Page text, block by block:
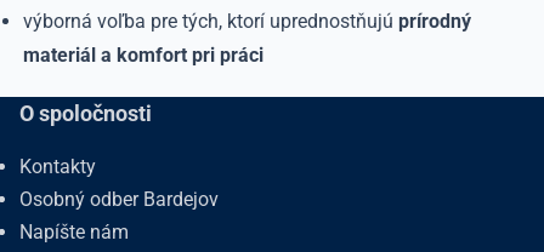
výborná voľba pre tých, ktorí uprednostňujúprírodný
materiál a komfort pri práci
O spoločnosti
Kontakty
Osobný odber Bardejov
Napíšte nám